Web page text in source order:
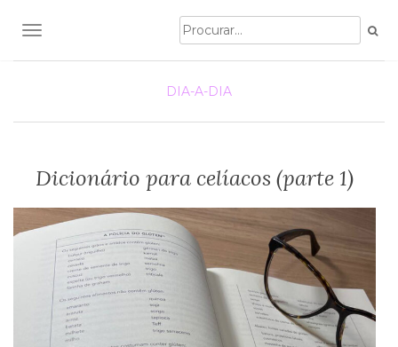
TOGGLE NAVIGATION
DIA-A-DIA
Dicionário para celíacos (parte 1)